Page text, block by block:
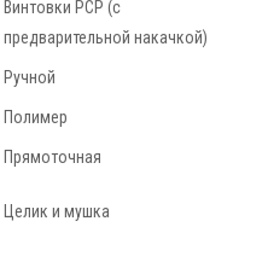
Винтовки РСР (с
предварительной накачкой)
Ручной
Полимер
Прямоточная
Целик и мушка